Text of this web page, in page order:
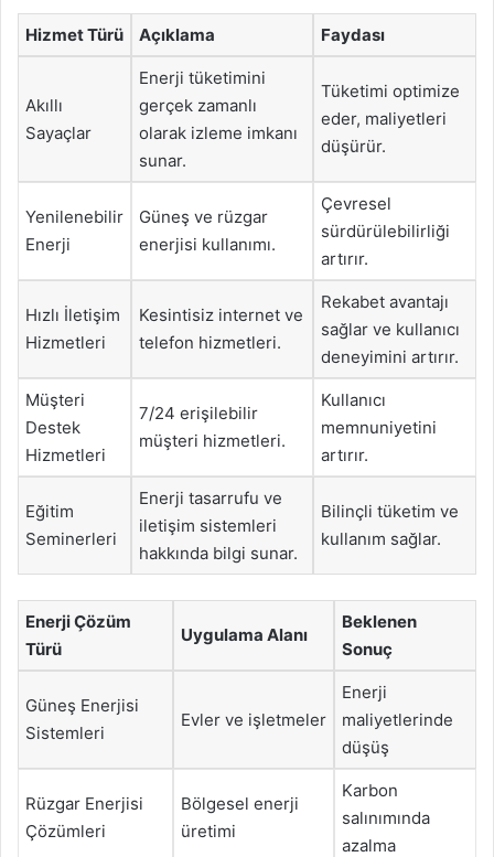
Hizmet Türü Açıklama Faydası
Akıllı
Sayaçlar
Enerji tüketimini
gerçek zamanlı
olarak izleme imkanı
sunar.
Tüketimi optimize
eder, maliyetleri
düşürür.
Yenilenebilir
Enerji
Güneş ve rüzgar
enerjisi kullanımı.
Çevresel
sürdürülebilirliği
artırır.
Hızlı İletişim
Hizmetleri
Kesintisiz internet ve
telefon hizmetleri.
Rekabet avantajı
sağlar ve kullanıcı
deneyimini artırır.
Müşteri
Destek
Hizmetleri
7/24 erişilebilir
müşteri hizmetleri.
Kullanıcı
memnuniyetini
artırır.
Eğitim
Seminerleri
Enerji tasarrufu ve
iletişim sistemleri
hakkında bilgi sunar.
Bilinçli tüketim ve
kullanım sağlar.
Enerji Çözüm
Türü
Uygulama Alanı
Beklenen
Sonuç
Güneş Enerjisi
Sistemleri
Evler ve işletmeler
Enerji
maliyetlerinde
düşüş
Rüzgar Enerjisi
Çözümleri
Bölgesel enerji
üretimi
Karbon
salınımında
azalma